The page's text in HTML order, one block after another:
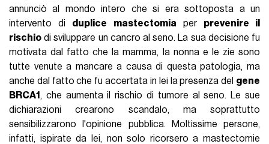
annunciò al mondo intero che si era sottoposta a un
intervento di duplice mastectomia per prevenire il
rischio di sviluppare un cancro al seno. La sua decisione fu
motivata dal fatto che la mamma, la nonna e le zie sono
tutte venute a mancare a causa di questa patologia, ma
anche dal fatto che fu accertata in lei la presenza del gene
BRCA1 , che aumenta il rischio di tumore al seno. Le sue
dichiarazioni crearono scandalo, ma soprattutto
sensibilizzarono l'opinione pubblica. Moltissime persone,
infatti, ispirate da lei, non solo ricorsero a mastectomie